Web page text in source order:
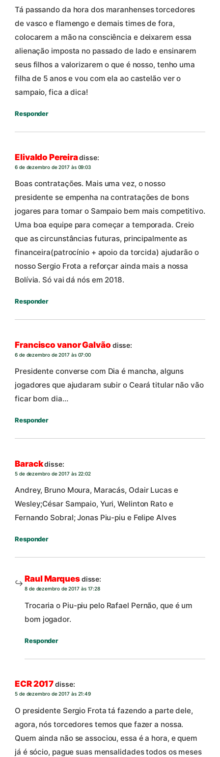
Tá passando da hora dos maranhenses torcedores
de vasco e flamengo e demais times de fora,
colocarem a mão na consciência e deixarem essa
alienação imposta no passado de lado e ensinarem
seus filhos a valorizarem o que é nosso, tenho uma
filha de 5 anos e vou com ela ao castelão ver o
sampaio, fica a dica!
Responder
Elivaldo Pereiradisse:
6 de dezembro de 2017 às 09:03
Boas contratações. Mais uma vez, o nosso
presidente se empenha na contratações de bons
jogares para tornar o Sampaio bem mais competitivo.
Uma boa equipe para começar a temporada. Creio
que as circunstâncias futuras, principalmente as
financeira(patrocínio + apoio da torcida) ajudarão o
nosso Sergio Frota a reforçar ainda mais a nossa
Bolívia. Só vai dá nós em 2018.
Responder
Francisco vanor Galvão disse:
6 de dezembro de 2017 às 07:00
Presidente converse com Dia é mancha, alguns
jogadores que ajudaram subir o Ceará titular não vão
ficar bom dia…
Responder
Barackdisse:
5 de dezembro de 2017 às 22:02
Andrey, Bruno Moura, Maracás, Odair Lucas e
Wesley;César Sampaio, Yuri, Welinton Rato e
Fernando Sobral; Jonas Piu-piu e Felipe Alves
Responder
Raul Marquesdisse:
8 de dezembro de 2017 às 17:28
Trocaria o Piu-piu pelo Rafael Pernão, que é um
bom jogador.
Responder
ECR 2017disse:
5 de dezembro de 2017 às 21:49
O presidente Sergio Frota tá fazendo a parte dele,
agora, nós torcedores temos que fazer a nossa.
Quem ainda não se associou, essa é a hora, e quem
já é sócio, pague suas mensalidades todos os meses